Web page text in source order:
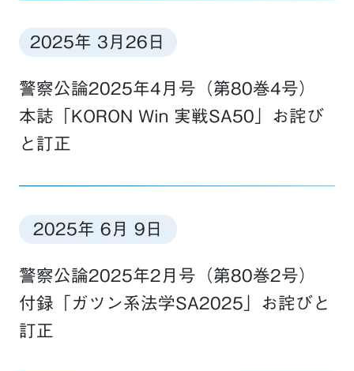
2025年 3月26日
警察公論2025年4月号（第80巻4号）
本誌「KORON Win 実戦SA50」お詫び
と訂正
2025年 6月 9日
警察公論2025年2月号（第80巻2号）
付録「ガツン系法学SA2025」お詫びと
訂正